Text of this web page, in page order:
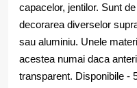
capacelor, jentilor. Sunt
decorarea diverselor
sau aluminiu. Unele
acestea numai daca
transparent. Disponibile -